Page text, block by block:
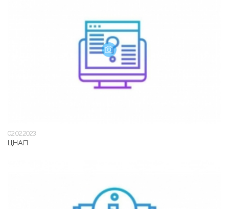
02.02.2023
ЦНАП